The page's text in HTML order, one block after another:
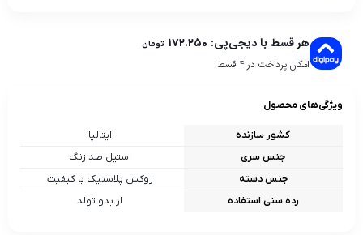
هر قسط با دیجی‌پی: ۱۷۲.۲۵۰ تومان
امکان پرداخت در 4 قسط
ویژگی‌های محصول
کشور سازنده
ایتالیا
جنس سری
استیل ضد زنگ
جنس دسته
روکش پلاستیک با کیفیت
رده سنی استفاده
از بدو تولد